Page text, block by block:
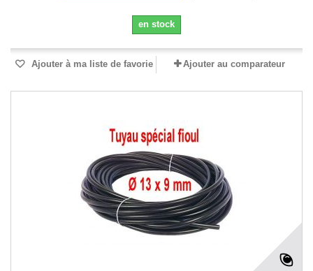
en stock
Ajouter à ma liste de favorie Ajouter au comparateur